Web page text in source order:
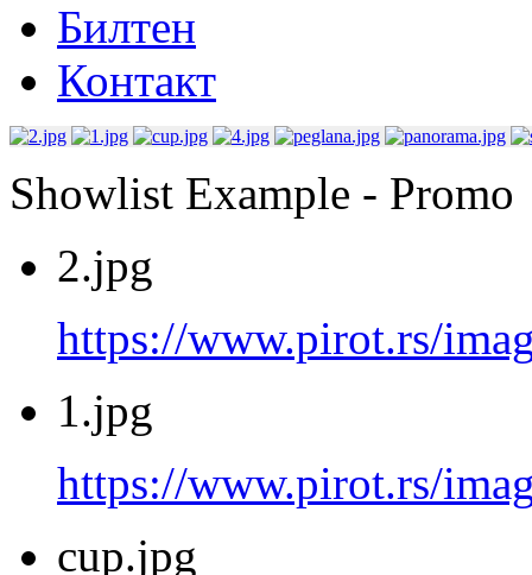
Билтен
Контакт
Showlist Example - Promo
2.jpg
https://www.pirot.rs/
1.jpg
https://www.pirot.rs/
cup.jpg